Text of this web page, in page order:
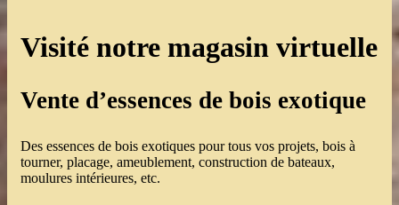
Visité notre magasin virtuelle
Vente d’essences de bois exotique
Des essences de bois exotiques pour tous vos projets, bois à
tourner, placage, ameublement, construction de bateaux,
moulures intérieures, etc.